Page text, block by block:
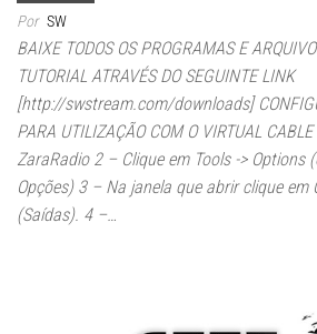
Por SW
BAIXE TODOS OS PROGRAMAS E
TUTORIAL ATRAVÉS DO SEGUINTE LINK
[http://swstream.com/downloads]
PARA UTILIZAÇÃO COM O VIRTUAL
ZaraRadio 2 – Clique em Tools -> Options
Opções) 3 – Na janela que abrir clique em
(Saídas). 4 –…